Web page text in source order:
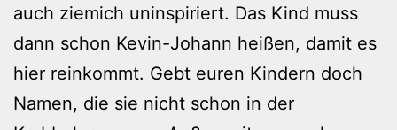
auch ziemich uninspiriert. Das Kind muss
dann schon Kevin-Johann heißen, damit es
hier reinkommt. Gebt euren Kindern doch
Namen, die sie nicht schon in der